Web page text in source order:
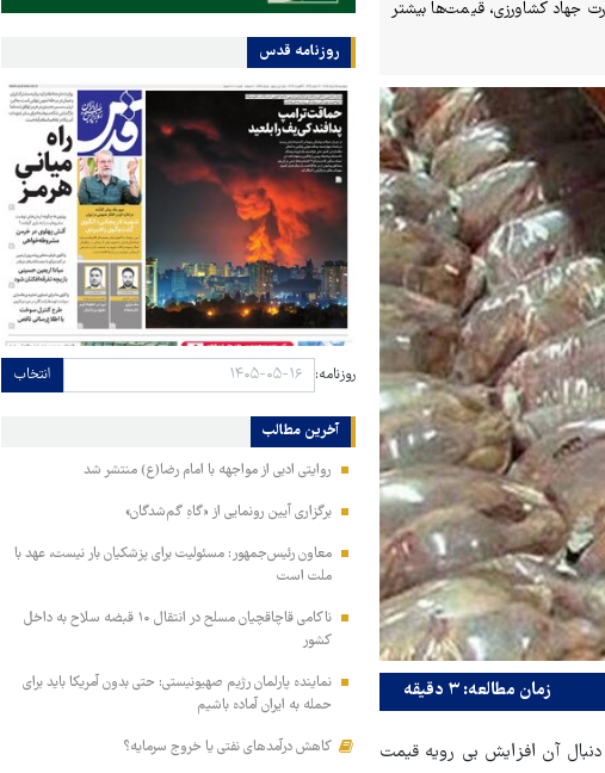
جهاد کشاورزی، قیمت‌ها بیشتر
زمان مطالعه: ۳ دقیقه
آن افزایش بی رویه قیمت
روزنامه قدس
روزنامه: انتخاب
آخرین مطالب
روایتی ادبی از مواجهه با امام رضا(ع) منتشر شد
برگزاری آیین رونمایی از «گاهِ گم‌شدگان»
معاون رئیس‌جمهور: مسئولیت برای پزشکیان بار نیست، عهد با
ملت است
ناکامی قاچاقچیان مسلح در انتقال ۱۰ قبضه سلاح به داخل
کشور
نماینده پارلمان رژیم صهیونیستی: حتی بدون آمریکا باید برای
حمله به ایران آماده باشیم
کاهش درآمدهای نفتی یا خروج سرمایه؟